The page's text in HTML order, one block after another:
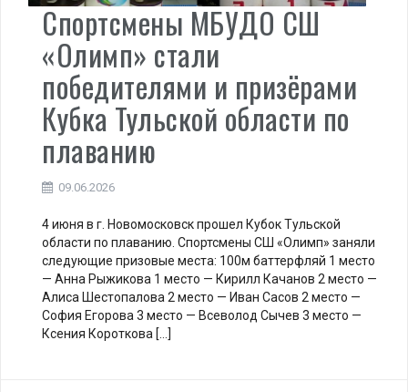
Спортсмены МБУДО СШ
«Олимп» стали
победителями и призёрами
Кубка Тульской области по
плаванию
09.06.2026
4 июня в г. Новомосковск прошел Кубок Тульской
области по плаванию. Спортсмены СШ «Олимп» заняли
следующие призовые места: 100м баттерфляй 1 место
— Анна Рыжикова 1 место — Кирилл Качанов 2 место —
Алиса Шестопалова 2 место — Иван Сасов 2 место —
София Егорова 3 место — Всеволод Сычев 3 место —
Ксения Короткова […]